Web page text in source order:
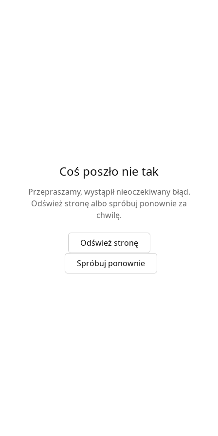
Coś poszło nie tak
Przepraszamy, wystąpił nieoczekiwany błąd.
Odśwież stronę albo spróbuj ponownie za
chwilę.
Odśwież stronę
Spróbuj ponownie